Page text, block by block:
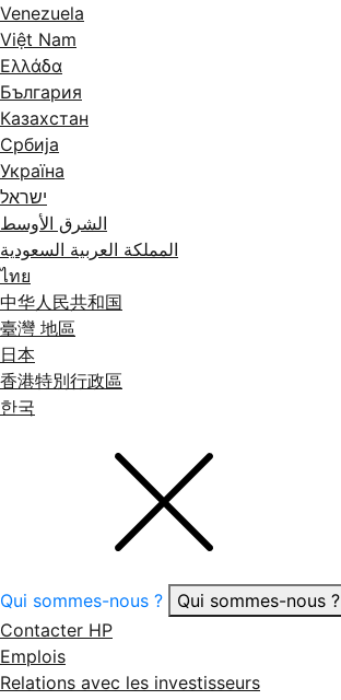
Venezuela
Việt Nam
Ελλάδα
България
Казахстан
Србија
Україна
ישראל
الشرق الأوسط
المملكة العربية السعودية
ไทย
中华人民共和国
臺灣 地區
日本
香港特別行政區
한국
Qui sommes-nous ?
Qui sommes-nous ?
Contacter HP
Emplois
Relations avec les investisseurs